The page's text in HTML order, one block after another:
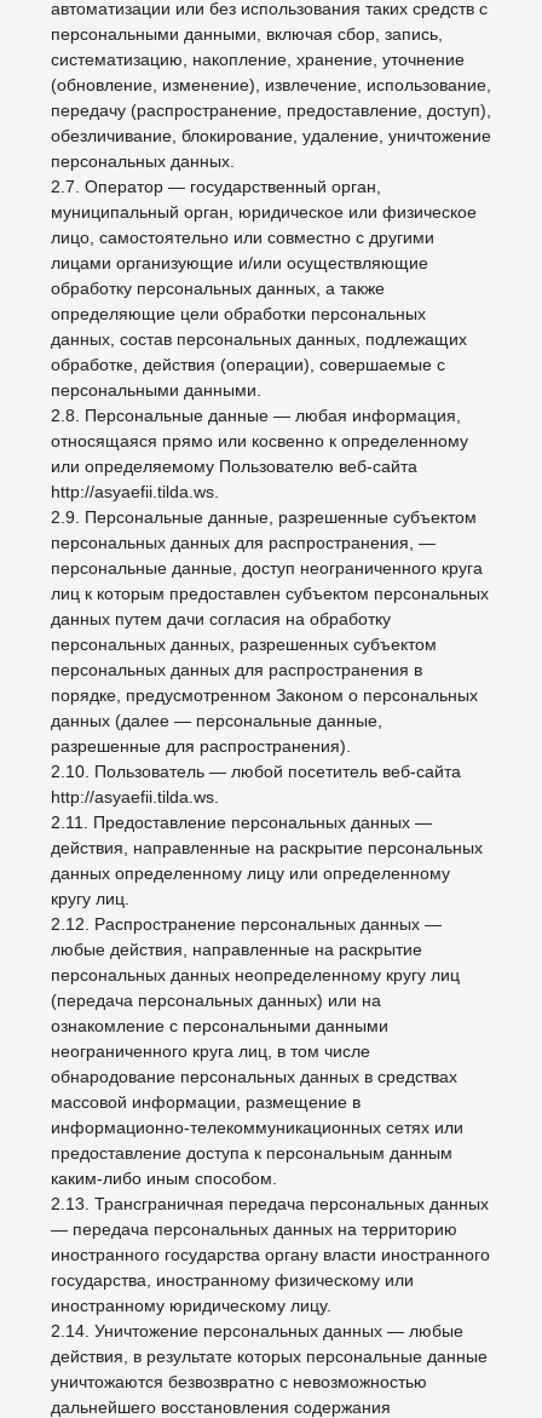
персональные данные, доступ неограниченного круга
лиц к которым предоставлен субъектом персональных
данных путем дачи согласия на обработку
персональных данных, разрешенных субъектом
персональных данных для распространения в
данных (далее — персональные данные,
разрешенные для распространения).
http://asyaefii.tilda.ws.
2.11. Предоставление персональных данных —
действия, направленные на раскрытие персональных
кругу лиц.
2.12. Распространение персональных данных —
любые действия, направленные на раскрытие
персональных данных неопределенному кругу лиц
(передача персональных данных) или на
ознакомление с персональными данными
обнародование персональных данных в средствах
массовой информации, размещение в
информационно-телекоммуникационных сетях или
предоставление доступа к персональным данным
каким-либо иным способом.
2.13. Трансграничная передача персональных данных
иностранного государства органу власти иностранного
государства, иностранному физическому или
2.14. Уничтожение персональных данных — любые
действия, в результате которых персональные данные
уничтожаются безвозвратно с невозможностью
персональных данных в информационной системе
персональных данных и/или уничтожаются
3. Основные права и обязанности Оператора
3.1. Оператор имеет право:
— получать от субъекта персональных данных
содержащие персональные данные;
— в случае отзыва субъектом персональных данных
согласия на обработку персональных данных, а также,
направления обращения с требованием о
прекращении обработки персональных данных,
Оператор вправе продолжить обработку
персональных данных при наличии оснований,
указанных в Законе о персональных данных;
— самостоятельно определять состав и перечень
мер, необходимых и достаточных для обеспечения
выполнения обязанностей, предусмотренных Законом
о персональных данных и принятыми в соответствии с
предусмотрено Законом о персональных данных или
другими федеральными законами.
— предоставлять субъекту персональных данных по
его просьбе информацию, касающуюся обработки его
персональных данных;
порядке, установленном действующим
законодательством РФ;
— отвечать на обращения и запросы субъектов
в соответствии с требованиями Закона о
персональных данных;
субъектов персональных данных по запросу этого
органа необходимую информацию в течение 10 дней
— публиковать или иным образом обеспечивать
неограниченный доступ к настоящей Политике в
отношении обработки персональных данных;
технические меры для защиты персональных данных
от неправомерного или случайного доступа к ним,